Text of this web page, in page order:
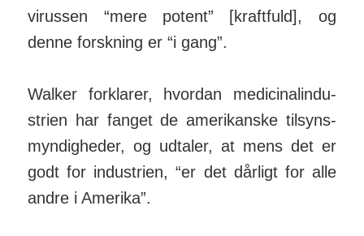
virussen “mere potent” [kraft­fuld], og
denne forsk­ning er “i gang”.
Walker forklarer, hvordan medici­nal­indu­
strien har fanget de ameri­kanske til­syns­
myn­dig­heder, og ud­taler, at mens det er
godt for indu­strien, “er det dårligt for alle
andre i Ame­rika”.